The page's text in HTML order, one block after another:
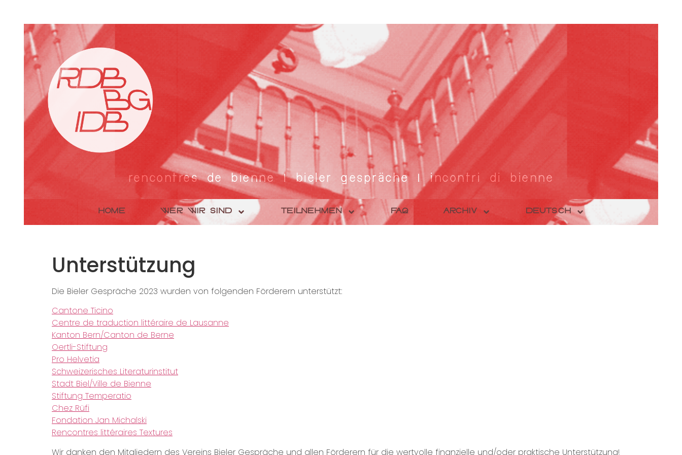
rencontres de bienne | bieler gespräche | incontri di bienne
HOME WER WIR SIND TEILNEHMEN FAQ ARCHIV DEUTSCH
Unterstützung
Die Bieler Gespräche 2023 wurden von folgenden Förderern unterstützt:
Cantone Ticino
Centre de traduction littéraire de Lausanne
Kanton Bern/Canton de Berne
Oertli-Stiftung
Pro Helvetia
Schweizerisches Literaturinstitut
Stadt Biel/Ville de Bienne
Stiftung Temperatio
Chez Rüfi
Fondation Jan Michalski
Rencontres littéraires Textures
Wir danken den Mitgliedern des Vereins Bieler Gespräche und allen Förderern für die wertvolle finanzielle und/oder praktische Unterstützung!